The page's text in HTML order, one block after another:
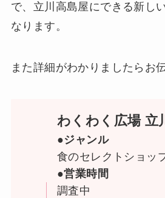
で、立川高島屋にできる新し
なります。
また詳細がわかりましたらお
わくわく広場 立
●ジャンル
食のセレクトショッ
●営業時間
調査中